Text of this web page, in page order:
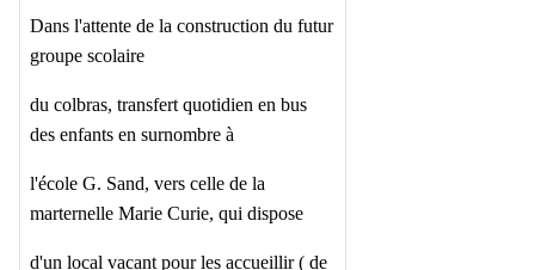
Dans l'attente de la construction du futur
groupe scolaire
du colbras, transfert quotidien en bus
des enfants en surnombre à
l'école G. Sand, vers celle de la
marternelle Marie Curie, qui dispose
d'un local vacant pour les accueillir ( de